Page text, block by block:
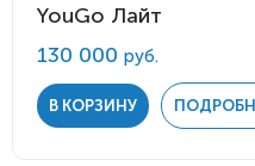
YouGo Лайт
130 000 руб.
В КОРЗИНУ